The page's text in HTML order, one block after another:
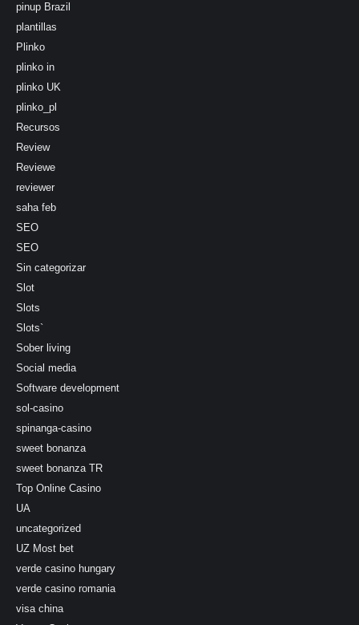
pinup Brazil
plantillas
Plinko
plinko in
plinko UK
plinko_pl
Recursos
Review
Reviewe
reviewer
saha feb
SEO
SEO
Sin categorizar
Slot
Slots
Slots`
Sober living
Social media
Software development
sol-casino
spinanga-casino
sweet bonanza
sweet bonanza TR
Top Online Casino
UA
uncategorized
UZ Most bet
verde casino hungary
verde casino romania
visa china